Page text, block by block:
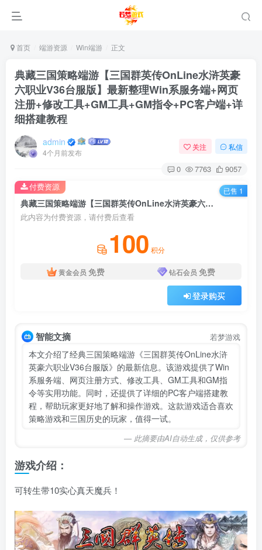
首页 端游资源 Win端游 正文
典藏三国策略端游【三国群英传OnLine水浒英豪
六职业V36台服版】最新整理Win系服务端+网页
注册+修改工具+GM工具+GM指令+PC客户端+详
细搭建教程
admin
4个月前发布
关注 私信
0 7763 9057
典藏三国策略端游【三国群英传OnLine水浒英豪六职业V36台服版】最新整理Win系服务端+网页注册+修改工具+GM工具+GM指令+PC客户端+详细搭建教程
此内容为付费资源，请付费后查看
100 积分
黄金会员 免费 钻石会员 免费
登录购买
付费资源 已售 1
智能文摘 若梦游戏
本文介绍了经典三国策略端游《三国群英传OnLine水浒
英豪六职业V36台服版》的最新信息。该游戏提供了Win
系服务端、网页注册方式、修改工具、GM工具和GM指
令等实用功能。同时，还提供了详细的PC客户端搭建教
程，帮助玩家更好地了解和操作游戏。这款游戏适合喜欢
策略游戏和三国历史的玩家，值得一试。
— 此摘要由AI自动生成，仅供参考
游戏介绍：
可转生带10实心真天魔兵！